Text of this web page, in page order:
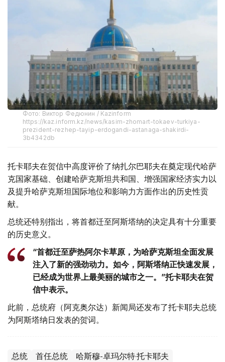
Фото: Виктор Федюнин / Kazinform
https://kaz.inform.kz/news/kasim-zhomart-tokaev-turkiya-
prezident-rezhep-tayip-erdogandi-astanaga-shakirdi-
3b4342db
托卡耶夫在贺信中高度评价了纳扎尔巴耶夫在奠定现代哈萨
克国家基础、创建哈萨克斯坦共和国、增强国家经济实力以
及提升哈萨克斯坦国际地位和影响力方面作出的历史性贡
献。
总统还特别指出，将首都迁至阿斯塔纳的决定具有十分重要
的历史意义。
“首都迁至萨热阿尔卡草原，为哈萨克斯坦全面发展
注入了新的强劲动力。如今，阿斯塔纳正快速发展，
已经成为世界上最美丽的城市之一。”托卡耶夫在贺
信中表示。
此前，总统府（阿克奥尔达）新闻局还发布了托卡耶夫总统
为阿斯塔纳日发表的贺词。
总统 首任总统 哈斯穆-卓玛尔特·托卡耶夫